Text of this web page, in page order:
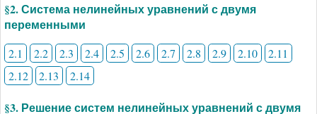
§2. Система нелинейных уравнений с двумя
переменными
2.1 2.2 2.3 2.4 2.5 2.6 2.7 2.8 2.9 2.10
2.11
2.12
2.13 2.14
§3. Решение систем нелинейных уравнений с двумя